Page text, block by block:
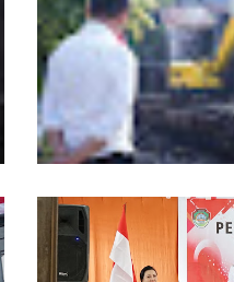
Kalbar ke-34